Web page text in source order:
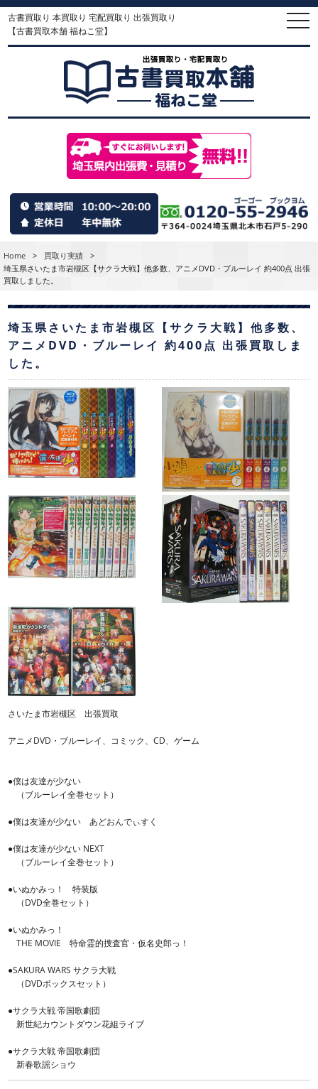
古書買取り 本買取り 宅配買取り 出張買取り
【古書買取本舗 福ねこ堂】
Home > 買取り実績
>
埼玉県さいたま市岩槻区【サクラ大戦】他多数、アニメDVD・ブルーレイ 約400点 出張
買取しました。
埼玉県さいたま市岩槻区【サクラ大戦】他多数、
アニメDVD・ブルーレイ 約400点 出張買取しま
した。
さいたま市岩槻区 出張買取
アニメDVD・ブルーレイ、コミック、CD、ゲーム
●僕は友達が少ない
（ブルーレイ全巻セット）
●僕は友達が少ない あどおんでぃすく
●僕は友達が少ない NEXT
（ブルーレイ全巻セット）
●いぬかみっ！ 特装版
（DVD全巻セット）
●いぬかみっ！
THE MOVIE 特命霊的捜査官・仮名史郎っ！
●SAKURA WARS サクラ大戦
（DVDボックスセット）
●サクラ大戦 帝国歌劇団
新世紀カウントダウン花組ライブ
●サクラ大戦 帝国歌劇団
新春歌謡ショウ